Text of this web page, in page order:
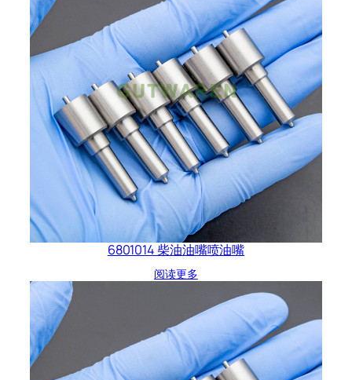
6801014 柴油油嘴喷油嘴
阅读更多